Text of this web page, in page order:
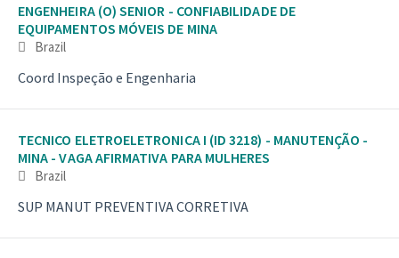
ENGENHEIRA (O) SENIOR - CONFIABILIDADE DE
EQUIPAMENTOS MÓVEIS DE MINA
Brazil
Coord Inspeção e Engenharia
TECNICO ELETROELETRONICA I (ID 3218) - MANUTENÇÃO -
MINA - VAGA AFIRMATIVA PARA MULHERES
Brazil
SUP MANUT PREVENTIVA CORRETIVA